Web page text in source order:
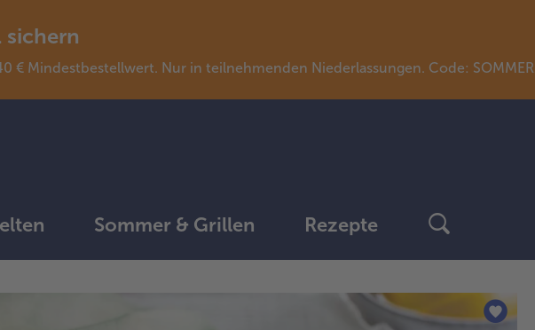
sichern
€ Mindestbestellwert. Nur in teilnehmenden Niederlassungen. Code:
Sommer & Grillen Rezepte